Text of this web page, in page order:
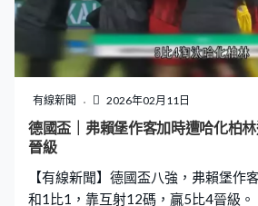
定出線的泰拉克托排第3。
有線新聞 2026年02月11日
德國盃｜弗賴堡作客加時遭哈化柏
晉級
【有線新聞】德國盃八強，弗賴堡作
和1比1，靠互射12碼，贏5比4晉級。